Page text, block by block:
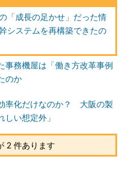
「成長の足かせ」だった情
システムを再構築できたの
事務機屋は「働き方改革事例
のか
率化だけなのか？ 大阪の製
い想定外」
2 件あります